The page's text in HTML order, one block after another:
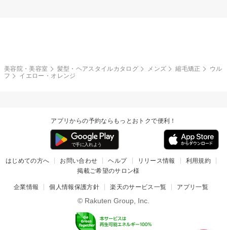
美容院・美容室 髪型・ヘアスタイルカタログ メンズ 縮毛矯正
ウル
フ
イエロー・オレンジ
アプリからの予約ならもっとおトクで便利！
はじめての方へ お問い合わせ ヘルプ リリース情報
利用規約
掲載ご希望のサロン様
企業情報 個人情報保護方針 楽天のサービス一覧 アプリ一覧
© Rakuten Group, Inc.